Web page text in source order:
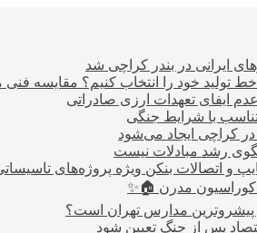
ایرانی در بندر کراچی شد
خود را انتخاب کنیم؟ مقایسه فنی
با شرایط جنگی
در کراچی ایجاد می‌شود
رشد مبادلات نیست
و اتصالات بنکن ویژه پروژه‌های
دکوراسیون مدرن 🏠✨
پیشروترین مدارس تهران است؟
پس از جنگ تعیین شود